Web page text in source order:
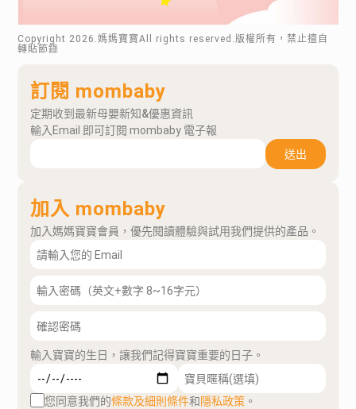
Copyright 2026 .媽媽寶寶All rights reserved.版權所有，禁止擅自
轉貼節錄
訂閱 mombaby
定期收到最新母嬰新知&優惠資訊
輸入Email 即可訂閱 mombaby 電子報
送出
加入 mombaby
加入媽媽寶寶會員，優先閱讀體驗與試用我們提供的產品。
輸入寶寶的生日，讓我們記得寶寶重要的日子。
您同意我們的條款及細則條件和隱私政策 。